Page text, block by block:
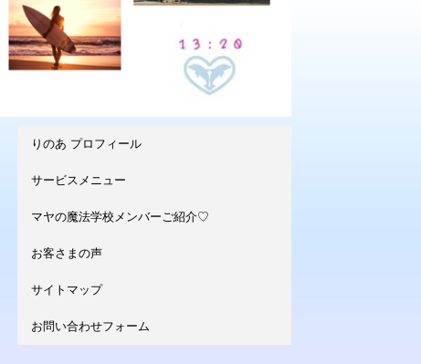
りのあ プロフィール
サービスメニュー
マヤの魔法学校メンバーご紹介♡
お客さまの声
サイトマップ
お問い合わせフォーム